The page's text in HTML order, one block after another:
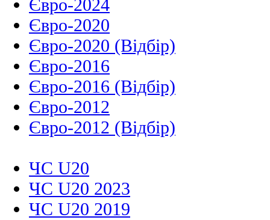
Євро-2024
Євро-2020
Євро-2020 (Відбір)
Євро-2016
Євро-2016 (Відбір)
Євро-2012
Євро-2012 (Відбір)
ЧС U20
ЧС U20 2023
ЧС U20 2019